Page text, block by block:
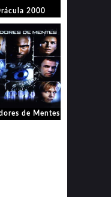
2000
de Mentes